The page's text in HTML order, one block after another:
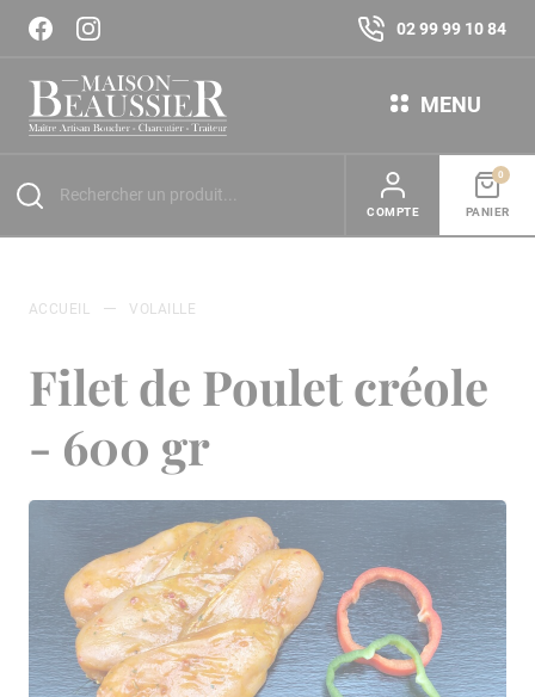
02 99 99 10 84
MENU
COMPTE PANIER
0
ACCUEIL VOLAILLE
Filet de Poulet créole
- 600 gr